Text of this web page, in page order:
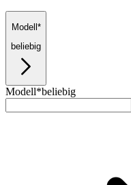
Modell*
beliebig
Modell*beliebig